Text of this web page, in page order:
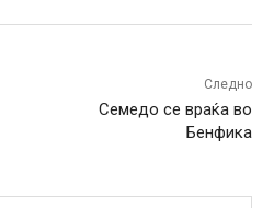
Следно
Семедо се враќа во
Бенфика